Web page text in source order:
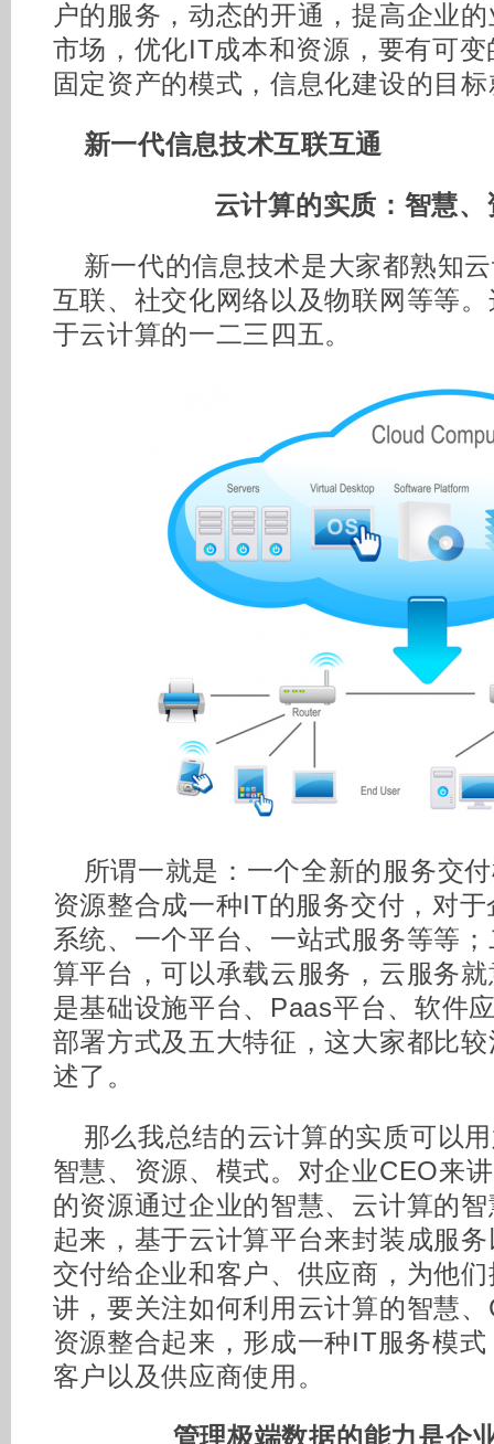
户的服务，动态的开通，提高企业
市场，优化IT成本和资源，要有可
固定资产的模式，信息化建设的目
新一代信息技术互联互通
云计算的实质：智慧
新一代的信息技术是大家都熟知
互联、社交化网络以及物联网等等
于云计算的一二三四五。
所谓一就是：一个全新的服务交
资源整合成一种IT的服务交付，对
系统、一个平台、一站式服务等等
算平台，可以承载云服务，云服务
是基础设施平台、Paas平台、软件
部署方式及五大特征，这大家都比
述了。
那么我总结的云计算的实质可以
智慧、资源、模式。对企业CEO来
的资源通过企业的智慧、云计算的
起来，基于云计算平台来封装成服
交付给企业和客户、供应商，为他
讲，要关注如何利用云计算的智慧
资源整合起来，形成一种IT服务模
客户以及供应商使用。
管理极端数据的能力是企